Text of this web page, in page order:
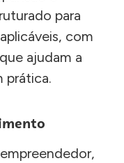
para
com
ajudam a
prática.